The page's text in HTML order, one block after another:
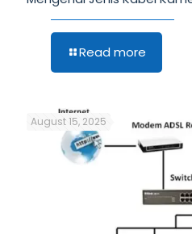
Read more
August 15, 2025